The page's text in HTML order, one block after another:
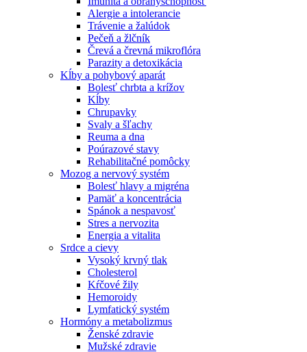
Alergie a intolerancie
Trávenie a žalúdok
Pečeň a žlčník
Črevá a črevná mikroflóra
Parazity a detoxikácia
Kĺby a pohybový aparát
Bolesť chrbta a krížov
Kĺby
Chrupavky
Svaly a šľachy
Reuma a dna
Poúrazové stavy
Rehabilitačné pomôcky
Mozog a nervový systém
Bolesť hlavy a migréna
Pamäť a koncentrácia
Spánok a nespavosť
Stres a nervozita
Energia a vitalita
Srdce a cievy
Vysoký krvný tlak
Cholesterol
Kŕčové žily
Hemoroidy
Lymfatický systém
Hormóny a metabolizmus
Ženské zdravie
Mužské zdravie